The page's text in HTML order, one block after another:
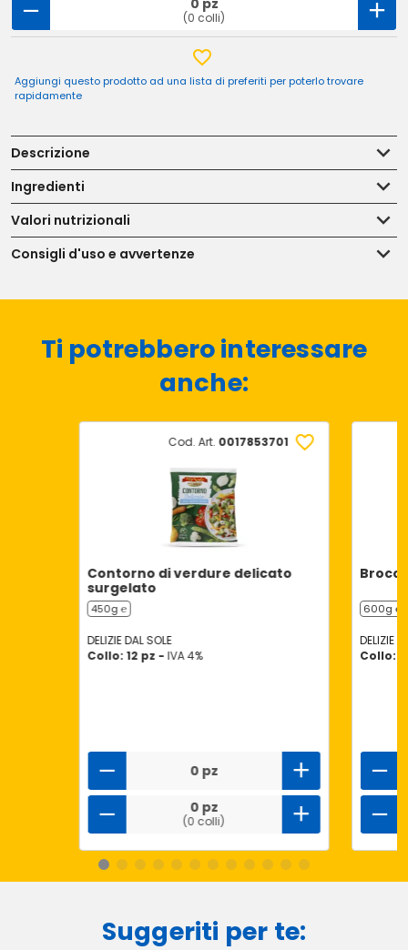
0 pz
(0 colli)
Aggiungi questo prodotto ad una lista di preferiti per poterlo trovare
rapidamente
Descrizione
Ingredienti
Valori nutrizionali
Consigli d'uso e avvertenze
Ti potrebbero interessare
anche:
Cod. Art. 0017853701
Contorno di verdure delicato
surgelato
450g ℮
DELIZIE DAL SOLE
Collo: 12 pz - IVA 4%
0 pz
0 pz
(0 colli)
600g ℮
DELIZIE
Collo:
Suggeriti per te: